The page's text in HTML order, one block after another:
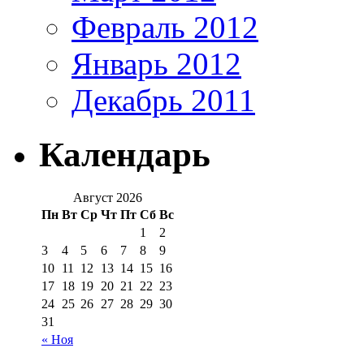
Февраль 2012
Январь 2012
Декабрь 2011
Календарь
Август 2026
Пн Вт Ср Чт Пт Сб Вс
« Ноя
1
2
3
4 5 6 7 8
9
10 11 12 13 14 15 16
17 18 19 20 21 22 23
24 25 26 27 28 29 30
31